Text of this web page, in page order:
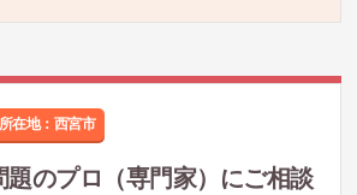
所在地： 西宮市
題のプロ（専門家）にご相談